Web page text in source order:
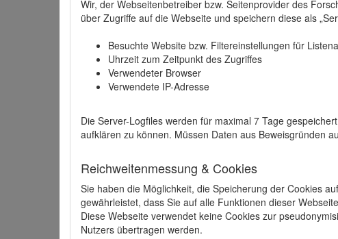
Wir, der Webseitenbetreiber bzw. Seitenprovider des
über Zugriffe auf die Webseite und speichern diese als
Besuchte Website bzw. Filtereinstellungen für
Uhrzeit zum Zeitpunkt des Zugriffes
Verwendeter Browser
Verwendete IP-Adresse
Die Server-Logfiles werden für maximal 7 Tage
aufklären zu können. Müssen Daten aus Beweisgründen
Reichweitenmessung & Cookies
Sie haben die Möglichkeit, die Speicherung der Cookies
gewährleistet, dass Sie auf alle Funktionen dieser
Diese Webseite verwendet keine Cookies zur
Nutzers übertragen werden.